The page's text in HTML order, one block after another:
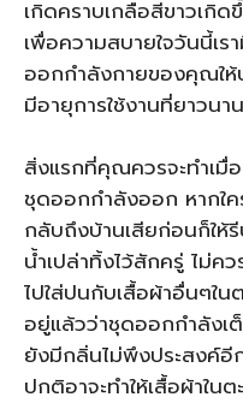
เกิดคราบเกลือสีขาวเ
เพื่อความสบายใจวันนี้เร
ออกกำลังกายของคุณใ
มีอายุการใช้งานที่ยาวนาน
สิ่งแรกที่คุณควรจะทำเมื่
ชุดออกกำลังออก หากใค
กลับถึงบ้านเสียก่อนก็ให้
น้ำเปล่าทิ้งไว้สักครู่ ไม่ค
ไปใส่ปนกับเสื้อผ้าอื่นๆใน
อยู่แล้วว่าชุดออกกำลังเ
ยังมีกลิ่นไม่พึงประสงค์อี
ปกติอาจะทำให้เสื้อผ้าใน